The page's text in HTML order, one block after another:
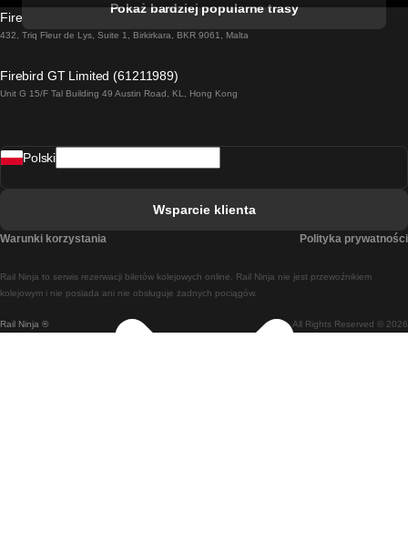
Pociąg Dublin - Galway
Pociąg Rzym - Neapol
Pociąg Madryt - Lizbona
Pociąg Madryt - Barcelona
Pokaż bardziej popularne trasy
Firebird GT Limited (OC 1451)
432, Triq Fleur de Lys, Suite 1, Birkirkara, BKR 9061, Malta
Firebird GT Limited (61211989)
Unit G 15/F Tal Building 49 Austin Road, KL, Hong Kong
Rail Ninja ® All Rights Reserved © 2026
Rail Ninja to serwis rezerwacji biletów kolejowych online. Rail Ninja nie jest przewoźnikiem
kolejowym i nie posiada ani nie obsługuje żadnych pociągów.
Polski
Wsparcie klienta
Warunki korzystania Polityka prywatności